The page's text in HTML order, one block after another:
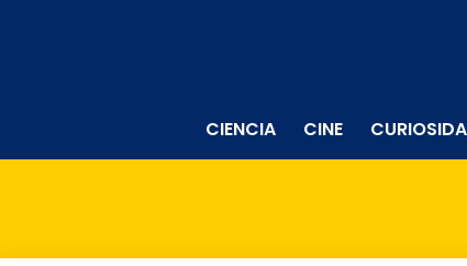
CIENCIA CINE